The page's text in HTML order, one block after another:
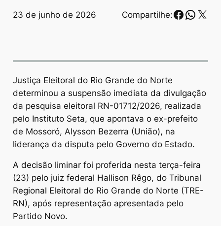
23 de junho de 2026 Compartilhe: X
Justiça Eleitoral do Rio Grande do Norte
determinou a suspensão imediata da divulgação
da pesquisa eleitoral RN-01712/2026, realizada
pelo Instituto Seta, que apontava o ex-prefeito
de Mossoró, Alysson Bezerra (União), na
liderança da disputa pelo Governo do Estado.
A decisão liminar foi proferida nesta terça-feira
(23) pelo juiz federal Hallison Rêgo, do Tribunal
Regional Eleitoral do Rio Grande do Norte (TRE-
RN), após representação apresentada pelo
Partido Novo.